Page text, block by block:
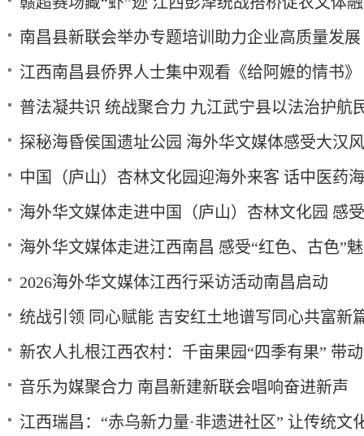
南昌县新联会举办专题培训助力企业高质量发展
江西南昌县侨界人士集中观看《给阿嬷的情书》
普法凝共识 统战聚合力 九江武宁县以法治护航
探秘海昏侯国遗址公园 海外华文媒体感受大汉
中国（庐山）杏林文化园迎海外来客 话中医药
海外华文媒体走进中国（庐山）杏林文化园 感
海外华文媒体走进江西南昌 感受“红色、古色”
2026海外华文媒体江西行采访活动南昌启动
统战引领 同心赋能 吉安红土地谱写同心共富新
新农人扎根江西农村：千亩果园“四季有果” 带
音乐为媒聚合力 南昌新建新联会唱响奋进新声
江西瑞昌：“赤乌新力量·非遗进社区” 让传统文